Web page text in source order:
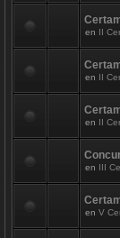
en II
en II
en II
en III
en V